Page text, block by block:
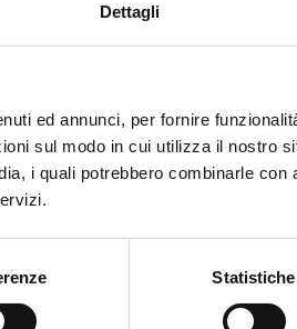
Dettagli
ed annunci, per fornire
sul modo in cui utilizza il nostro
i quali potrebbero combinarle
Statistiche
Subscribe to the newsletter